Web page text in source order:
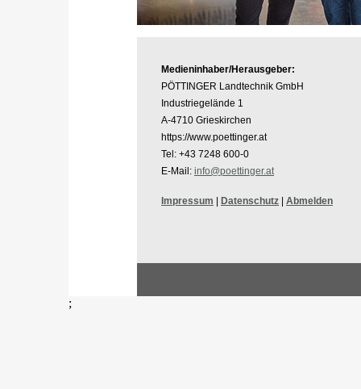
Medieninhaber/Herausgeber:
PÖTTINGER Landtechnik GmbH
Industriegelände 1
A-4710 Grieskirchen
https://www.poettinger.at
Tel: +43 7248 600-0
E-Mail: info@poettinger.at
Impressum Datenschutz Abmelden
;